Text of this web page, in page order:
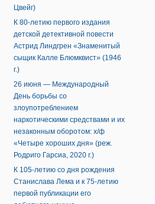
Цвейг)
К 80-летию первого издания
детской детективной повести
Астрид Линдгрен «Знаменитый
сыщик Калле Блюмквист» (1946
г.)
26 июня — Международный
День борьбы со
злоупотреблением
наркотическими средствами и их
незаконным оборотом: х/ф
«Четыре хороших дня» (реж.
Родриго Гарсиа, 2020 г.)
К 105-летию со дня рождения
Станислава Лема и к 75-летию
первой публикации его